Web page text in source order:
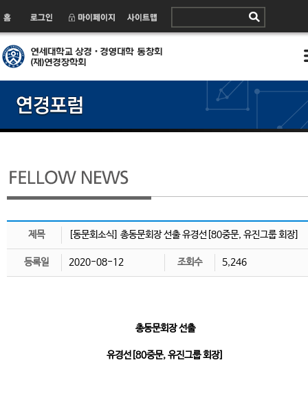
제목 [동문회소식] 총동문회장 선출 유경선[80중문, 유진그룹 회장]
등록일 2020-08-12 조회수 5,246
총동문회장 선출
유경선[80중문, 유진그룹 회장]